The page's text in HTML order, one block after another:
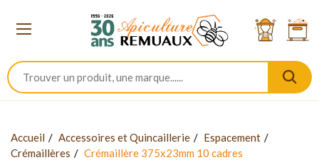
Accueil Accessoires et Quincaillerie
Espacement
Crémaillères
Crémaillère 375x23mm 10 cadres